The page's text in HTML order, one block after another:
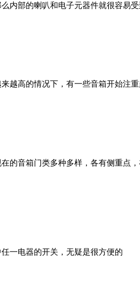
内部的喇叭和电子元器件就很容易
越高的情况下，有一些音箱开始注
的音箱门类多种多样，各有侧重点
一电器的开关，无疑是很方便的